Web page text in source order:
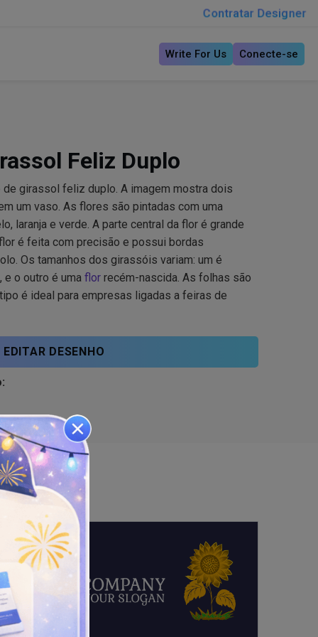
Contratar Designer
Write For Us Conecte-se
Feliz Duplo
girassol feliz duplo. A imagem mostra dois
um vaso. As flores são pintadas com uma
laranja e verde. A parte central da flor é grande
é feita com precisão e possui bordas
Os tamanhos dos girassóis variam: um é
e o outro é uma flor recém-nascida. As folhas são
é ideal para empresas ligadas a feiras de
EDITAR DESENHO